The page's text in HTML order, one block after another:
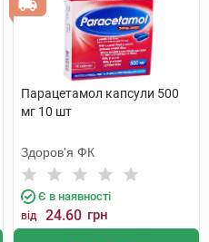
Парацетамол капсули 500
мг 10 шт
Здоров'я ФК
Є в наявності
від 24.60 грн